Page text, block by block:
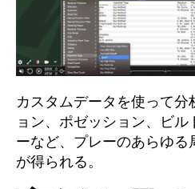
カスタムデータを使って分
ョン、ポゼッション、ビル
ーなど、プレーのあらゆる
が得られる。